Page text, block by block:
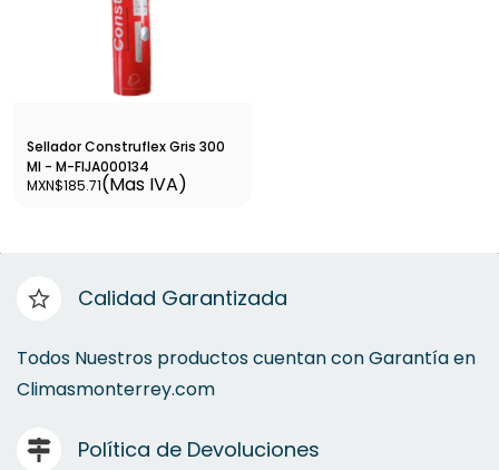
Sellador Construflex Gris 300
Ml - M-FIJA000134
MXN$185.71(Mas IVA)
Calidad Garantizada
Todos Nuestros productos cuentan con Garantía en
Climasmonterrey.com
Política de Devoluciones